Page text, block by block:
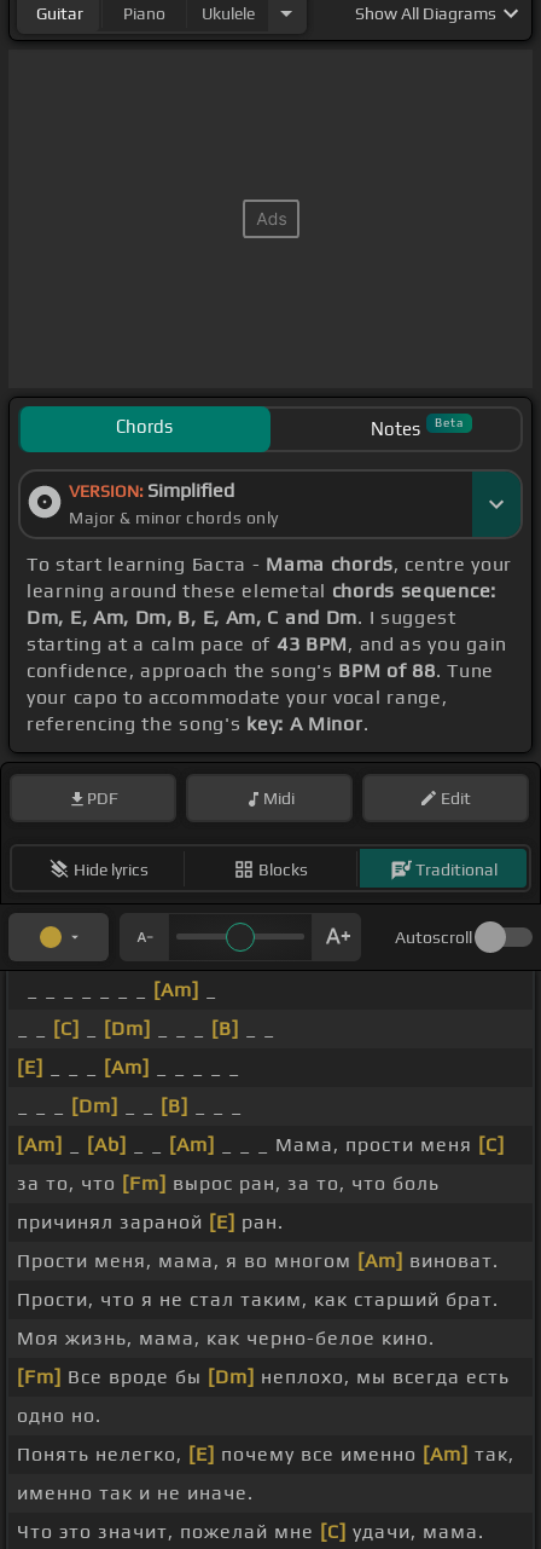
Guitar Piano Ukulele ShowAll Diagrams
Chords Notes Beta
VERSION: Simplified
Major & minor chords only
To start learning Баста - Mama chords, centre your
learning around these elemetal chords sequence:
Dm, E, Am, Dm, B, E, Am, C and Dm. I suggest
starting at a calm pace of 43 BPM, and as you gain
confidence, approach the song's BPM of 88. Tune
your capo to accommodate your vocal range,
referencing the song's key: A Minor.
PDF Midi Edit
Hide lyrics Blocks Traditional
Autoscroll
[Am]
[C] [Dm] [B]
[E]
[Am]
[Dm] [B]
[Am]
[Ab] [Am] _ _ _ Мама, прости меня [C]
за то, что [Fm] вырос ран, за то, что боль
причинял зараной [E] ран.
Прости меня, мама, я во многом [Am] виноват.
Прости, что я не стал таким, как старший брат.
Моя жизнь, мама, как черно-белое кино.
[Fm] Все вроде бы [Dm] неплохо, мы всегда есть
одно но.
Понять нелегко, [E] почему все именно [Am] так,
именно так и не иначе.
Что это значит, пожелай мне [C] удачи, мама.